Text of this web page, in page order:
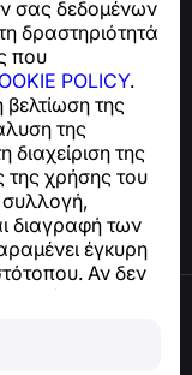
σας δεδομένων
δραστηριότητά
που
POLICY.
της
της
της
της χρήσης του
διαγραφή των
έγκυρη
Αν δεν
τον
σας.